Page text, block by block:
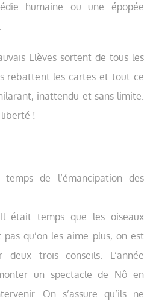
humaine ou une épopée
Elèves sortent de tous les
rebattent les cartes et tout ce
inattendu et sans limite.
!
temps de l’émancipation des
Il était temps que les oiseaux
qu’on les aime plus, on est
trois conseils. L’année
un spectacle de Nô en
On s’assure qu’ils ne